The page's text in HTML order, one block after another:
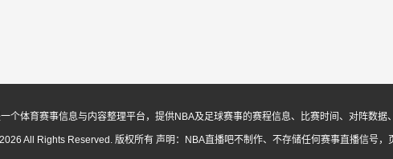
个体育赛事信息与内容整理平台，提供NBA及足球赛事的赛程信息、比赛时间、对阵数据
All Rights Reserved. 版权所有 声明：NBA直播吧不制作、不存储任何赛事直播信号